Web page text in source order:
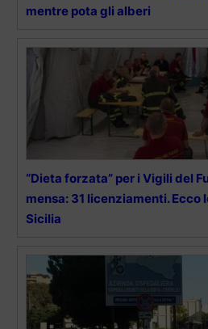
mentre pota gli alberi
“Dieta forzata” per i Vigili del
mensa: 31 licenziamenti. Ecco
Sicilia